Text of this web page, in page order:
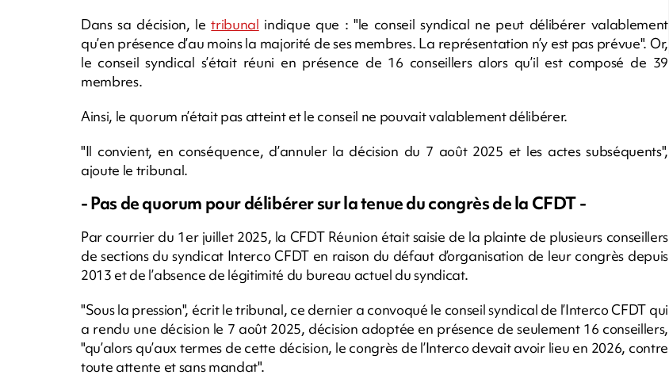
Dans sa décision, letribunal indique que : "le conseil syndical ne peut délibérer valablement
qu’en présence d’au moins la majorité de ses membres. La représentation n’y est pas prévue". Or,
le conseil syndical s’était réuni en présence de 16 conseillers alors qu’il est composé de 39
membres.
Ainsi, le quorum n’était pas atteint et le conseil ne pouvait valablement délibérer.
"Il convient, en conséquence, d’annuler la décision du 7 août 2025 et les actes subséquents",
ajoute le tribunal.
- Pas de quorum pour délibérer sur la tenue du congrès de la CFDT -
Par courrier du 1er juillet 2025, la CFDT Réunion était saisie de la plainte de plusieurs conseillers
de sections du syndicat Interco CFDT en raison du défaut d’organisation de leur congrès depuis
2013 et de l’absence de légitimité du bureau actuel du syndicat.
"Sous la pression", écrit le tribunal, ce dernier a convoqué le conseil syndical de l’Interco CFDT qui
a rendu une décision le 7 août 2025, décision adoptée en présence de seulement 16 conseillers,
"qu’alors qu’aux termes de cette décision, le congrès de l’Interco devait avoir lieu en 2026, contre
toute attente et sans mandat".